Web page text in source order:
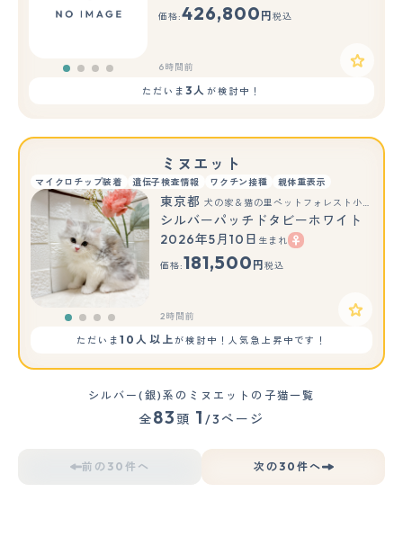
価格:426,800 円 税込
6時間前
ただいま3人 が検討中！
ミヌエット
マイクロチップ装着 遺伝子検査情報 ワクチン接種 親体重表示
東京都 犬の家＆猫の里ペットフォレスト小平店
シルバーパッチドタビーホワイト
2026年5月10日 生まれ
価格:181,500 円 税込
2時間前
ただいま10人以上が検討中！人気急上昇中です！
シルバー(銀)系のミヌエットの子猫一覧
全83 頭 1 /3ページ
前の30件へ 次の30件へ